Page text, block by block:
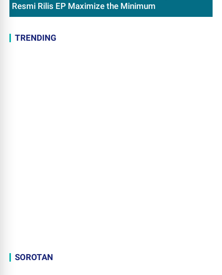
Resmi Rilis EP Maximize the Minimum
TRENDING
SOROTAN